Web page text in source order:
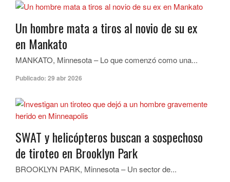
Un hombre mata a tiros al novio de su ex
en Mankato
MANKATO, Minnesota – Lo que comenzó como una...
Publicado: 29 abr 2026
SWAT y helicópteros buscan a sospechoso
de tiroteo en Brooklyn Park
BROOKLYN PARK, Minnesota – Un sector de...